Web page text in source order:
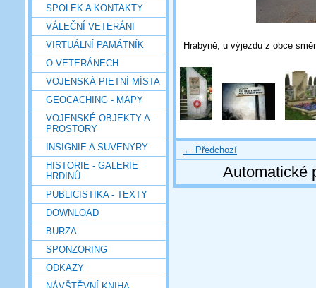
SPOLEK A KONTAKTY
VÁLEČNÍ VETERÁNI
VIRTUÁLNÍ PAMÁTNÍK
O VETERÁNECH
VOJENSKÁ PIETNÍ MÍSTA
GEOCACHING - MAPY
VOJENSKÉ OBJEKTY A
PROSTORY
INSIGNIE A SUVENYRY
HISTORIE - GALERIE
HRDINŮ
PUBLICISTIKA - TEXTY
DOWNLOAD
BURZA
SPONZORING
ODKAZY
Hrabyně, u výjezdu z obce
← Předchozí
Automatické